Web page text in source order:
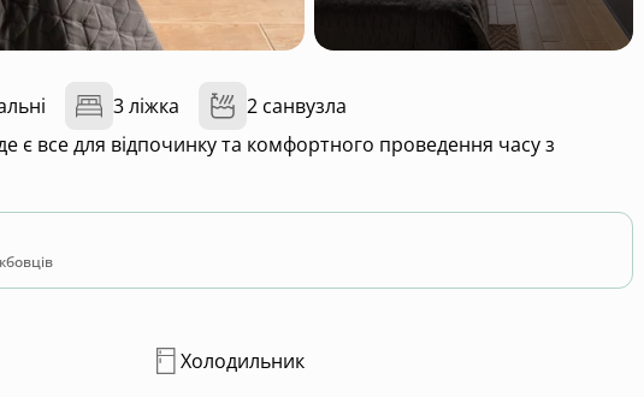
3 ліжка
2 санвузла
є все для відпочинку та комфортного проведення часу з
Холодильник